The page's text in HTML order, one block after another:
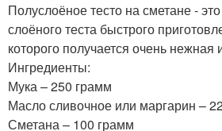
Полуслоёное тесто на сметане -
слоёного теста быстрого
которого получается очень нежная
Ингредиенты:
Мука – 250 грамм
Масло сливочное или маргарин –
Сметана – 100 грамм